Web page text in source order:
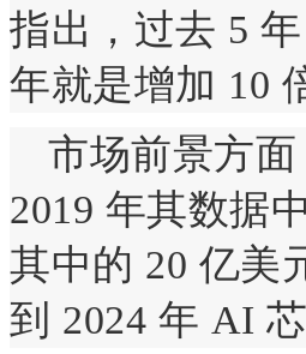
指出，过去 5
年就是增加 10
市场前景方
2019 年其数据
其中的 20 亿美
到 2024 年 AI